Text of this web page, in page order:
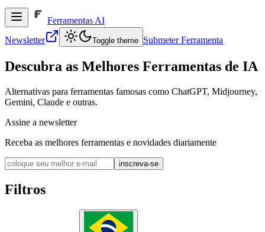
Ferramentas AI
Newsletter
Toggle theme Submeter Ferramenta
Descubra as Melhores Ferramentas de IA
Alternativas para ferramentas famosas como ChatGPT, Midjourney,
Gemini, Claude e outras.
Assine a newsletter
Receba as melhores ferramentas e novidades diariamente
inscreva-se
Filtros